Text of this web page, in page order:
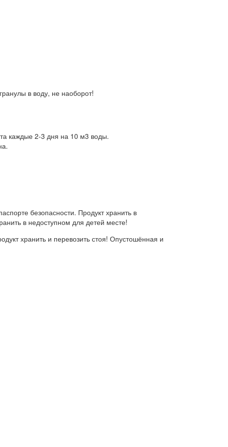
в воду, не наоборот!
каждые 2-3 дня на 10 м3 воды.
безопасности. Продукт хранить в
в недоступном для детей месте!
хранить и перевозить стоя! Опустошённая и